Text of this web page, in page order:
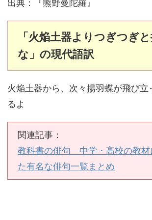
出典：『熊野曼陀羅』
「火焔土器よりつぎつぎ
な」の現代語訳
火焔土器から、次々揚羽蝶が飛び立
るよ
関連記事：
教科書の俳句 中学・高校の教材
た有名な俳句一覧まとめ